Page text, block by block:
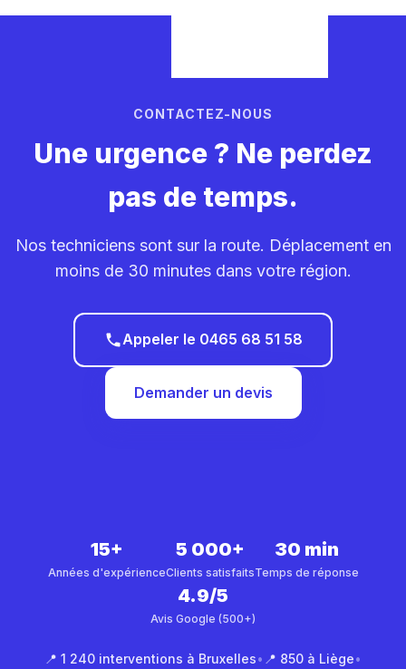
CONTACTEZ-NOUS
Une urgence ? Ne perdez
pas de temps.
Nos techniciens sont sur la route. Déplacement en
moins de 30 minutes dans votre région.
Appeler le 0465 68 51 58
Demander un devis
15+
Années d'expérience
5 000+
Clients satisfaits
30 min
Temps de réponse
4.9/5
Avis Google (500+)
📍 1 240 interventions à Bruxelles• 📍 850 à Liège•